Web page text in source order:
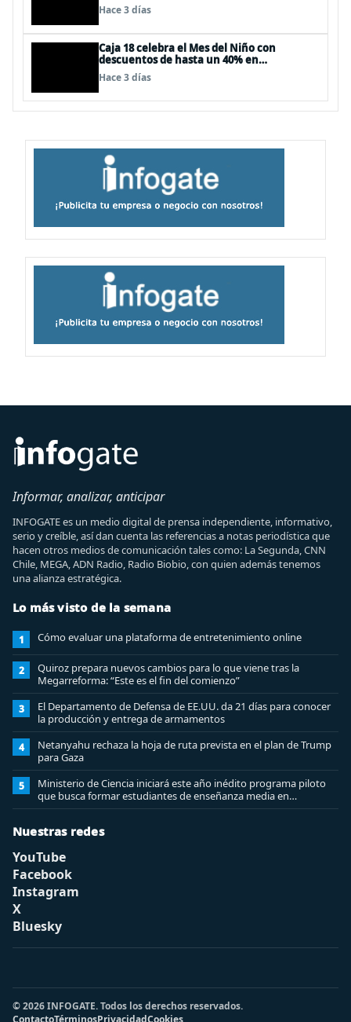
Hace 3 días
Caja 18 celebra el Mes del Niño con
descuentos de hasta un 40% en
panoramas, cine, shows y streaming
Hace 3 días
Informar, analizar, anticipar
INFOGATE es un medio digital de prensa independiente, informativo,
serio y creíble, así dan cuenta las referencias a notas periodística que
hacen otros medios de comunicación tales como: La Segunda, CNN
Chile, MEGA, ADN Radio, Radio Biobio, con quien además tenemos
una alianza estratégica.
Lo más visto de la semana
1 Cómo evaluar una plataforma de entretenimiento online
2
Quiroz prepara nuevos cambios para lo que viene tras la
Megarreforma: “Este es el fin del comienzo”
3
El Departamento de Defensa de EE.UU. da 21 días para conocer
la producción y entrega de armamentos
4
Netanyahu rechaza la hoja de ruta prevista en el plan de Trump
para Gaza
5
Ministerio de Ciencia iniciará este año inédito programa piloto
que busca formar estudiantes de enseñanza media en
ciberseguridad
Nuestras redes
YouTube
Facebook
Instagram
X
Bluesky
© 2026 INFOGATE. Todos los derechos reservados.
ContactoTérminosPrivacidadCookies